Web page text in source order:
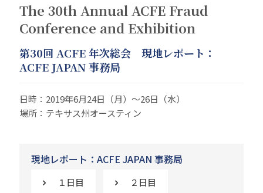
The 30th Annual ACFE Fraud
Conference and Exhibition
第30回 ACFE 年次総会 現地レポート：
ACFE JAPAN 事務局
日時：2019年6月24日（月）～26日（水）
場所：テキサス州オースティン
現地レポート：ACFE JAPAN 事務局
１日目 ２日目